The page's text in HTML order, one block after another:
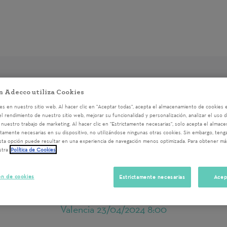
la acción de voluntariadoregístrateoaccedeal
ACTITUDES,
(IRPF
Valencia23/04/2024 8:00
Adecco utiliza Cookies
en nuestro sitio web. Al hacer clic en "Aceptar todas", acepta el almacenamiento de cookies
rendimiento de nuestro sitio web, mejorar su funcionalidad y personalización, analizar el uso
trabajo de marketing. Al hacer clic en "Estrictamente necesarias", solo acepta el
necesarias en su dispositivo, no utilizándose ningunas otras cookies. Sin embargo,
opción puede resultar en una experiencia de navegación menos optimizada. Para obtener
Política de Cookies
Estrictamente necesarias
de cookies